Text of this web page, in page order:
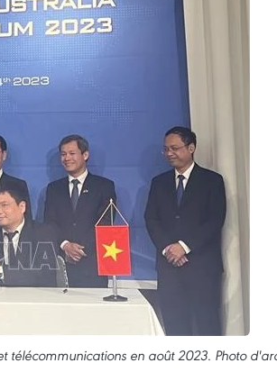
télécommunications en août 2023. Photo